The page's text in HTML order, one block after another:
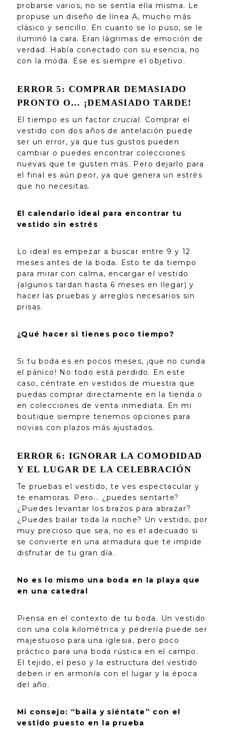
probarse varios, no se sentía ella misma. Le
propuse un diseño de línea A, mucho más
clásico y sencillo. En cuanto se lo puso, se le
iluminó la cara. Eran lágrimas de emoción de
verdad. Había conectado con su esencia, no
con la moda. Ese es siempre el objetivo.
ERROR 5: COMPRAR DEMASIADO
PRONTO O… ¡DEMASIADO TARDE!
El tiempo es un factor crucial. Comprar el
vestido con dos años de antelación puede
ser un error, ya que tus gustos pueden
cambiar o puedes encontrar colecciones
nuevas que te gusten más. Pero dejarlo para
el final es aún peor, ya que genera un estrés
que no necesitas.
El calendario ideal para encontrar tu
vestido sin estrés
Lo ideal es empezar a buscar entre 9 y 12
meses antes de la boda. Esto te da tiempo
para mirar con calma, encargar el vestido
(algunos tardan hasta 6 meses en llegar) y
hacer las pruebas y arreglos necesarios sin
prisas.
¿Qué hacer si tienes poco tiempo?
Si tu boda es en pocos meses, ¡que no cunda
el pánico! No todo está perdido. En este
caso, céntrate en vestidos de muestra que
puedas comprar directamente en la tienda o
en colecciones de venta inmediata. En mi
boutique siempre tenemos opciones para
novias con plazos más ajustados.
ERROR 6: IGNORAR LA COMODIDAD
Y EL LUGAR DE LA CELEBRACIÓN
Te pruebas el vestido, te ves espectacular y
te enamoras. Pero… ¿puedes sentarte?
¿Puedes levantar los brazos para abrazar?
¿Puedes bailar toda la noche? Un vestido, por
muy precioso que sea, no es el adecuado si
se convierte en una armadura que te impide
disfrutar de tu gran día.
No es lo mismo una boda en la playa que
en una catedral
Piensa en el contexto de tu boda. Un vestido
con una cola kilométrica y pedrería puede ser
majestuoso para una iglesia, pero poco
práctico para una boda rústica en el campo.
El tejido, el peso y la estructura del vestido
deben ir en armonía con el lugar y la época
del año.
Mi consejo: “baila y siéntate” con el
vestido puesto en la prueba